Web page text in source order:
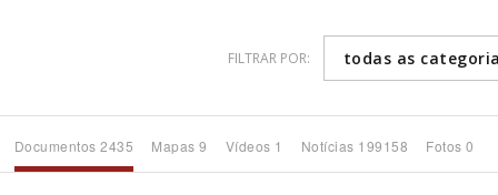
FILTRAR POR: todas as
Documentos 2435 Mapas 9 Vídeos 1 Notícias 199158 Fotos 0